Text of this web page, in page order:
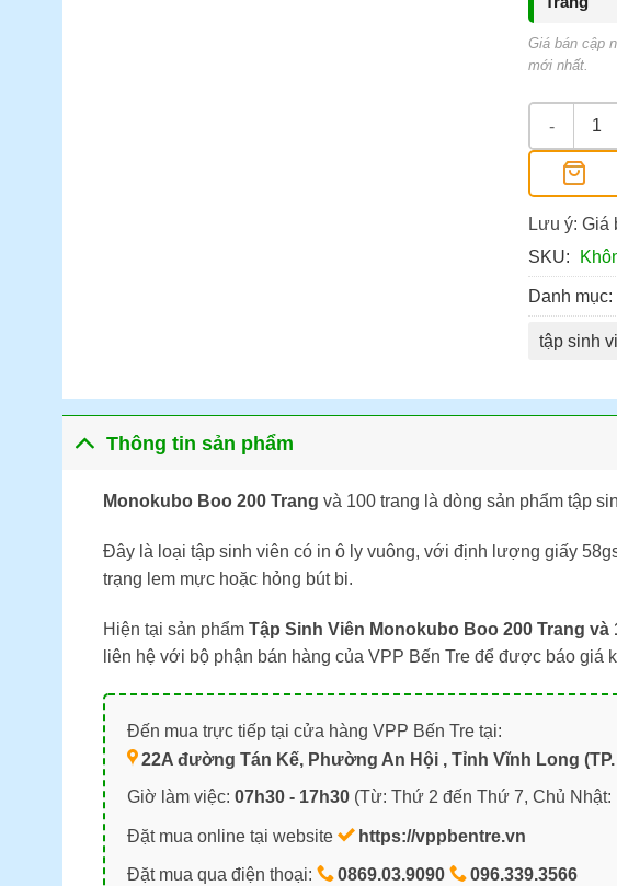
Giá bán cập
mới nhất.
Tập Sinh
Lưu ý: Giá
SKU:
Danh mục:
tập sinh
Thông tin sản phẩm
Monokubo Boo 200 Trang và 100 trang là dòng sản phẩm tập
Đây là loại tập sinh viên có in ô ly vuông, với định lượng giấy
trạng lem mực hoặc hỏng bút bi.
Hiện tại sản phẩm Tập Sinh Viên Monokubo Boo 200 Trang và
liên hệ với bộ phận bán hàng của VPP Bến Tre để được báo
Đến mua trực tiếp tại cửa hàng VPP Bến Tre tại:
22A đường Tán Kế, Phường An Hội , Tỉnh Vĩnh Long
Giờ làm việc: 07h30 - 17h30(Từ: Thứ 2 đến Thứ 7, Chủ Nhật:
Đặt mua online tại website https://vppbentre.vn
Đặt mua qua điện thoại: 0869.03.9090 096.339.3566